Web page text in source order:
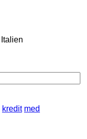
Italien
kredit med